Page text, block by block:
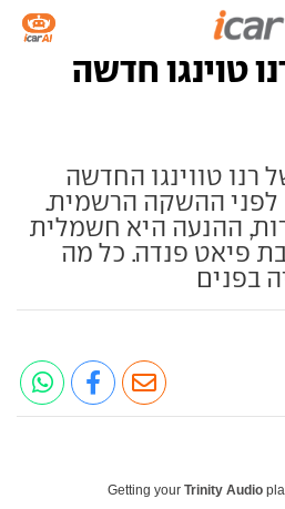
טוינגו חדשה
רנו טווינגו החדשה
לפני ההשקה הרשמית.
ההנעה היא חשמלית
פיאט פנדה. כל מה
בפנים
Getting your Trinity Audio